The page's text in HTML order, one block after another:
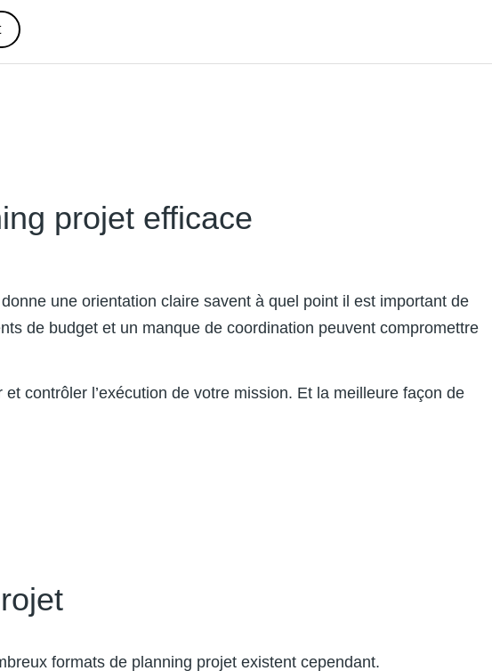
projet efficace
une orientation claire savent à quel point il est important de
de budget et un manque de coordination peuvent compromettre
contrôler l’exécution de votre mission. Et la meilleure façon de
formats de planning projet existent cependant.